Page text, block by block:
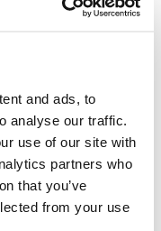
and ads, to
analyse our traffic.
use of our site with
partners who
that you’ve
from your use
polírpaszta,
P2000-es vagy annál
és
hagy maga után.
anyagokhoz
magasfényű